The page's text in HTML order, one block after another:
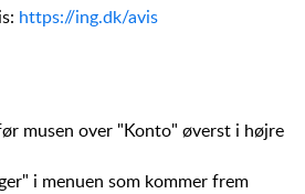
https://ing.dk/avis
musen over "Konto" øverst i højre
i menuen som kommer frem